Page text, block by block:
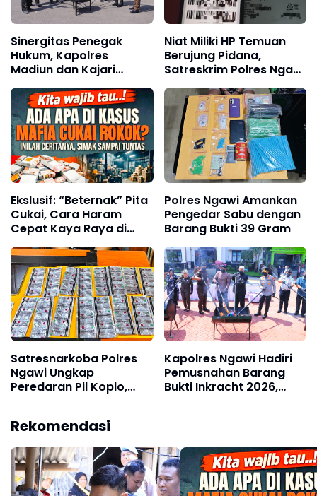
Sinergitas Penegak
Hukum, Kapolres
Madiun dan Kajari
Musnahkan Barang
Bukti Perkara Pidana
Umum
Niat Miliki HP Temuan
Berujung Pidana,
Satreskrim Polres Ngawi
Amankan Pelaku
Ekslusif: “Beternak” Pita
Cukai, Cara Haram
Cepat Kaya Raya di
Jawa Timur
Polres Ngawi Amankan
Pengedar Sabu dengan
Barang Bukti 39 Gram
Satresnarkoba Polres
Ngawi Ungkap
Peredaran Pil Koplo,
Kapolres Ngawi Hadiri
Pemusnahan Barang
Bukti Inkracht 2026,
Rekomendasi